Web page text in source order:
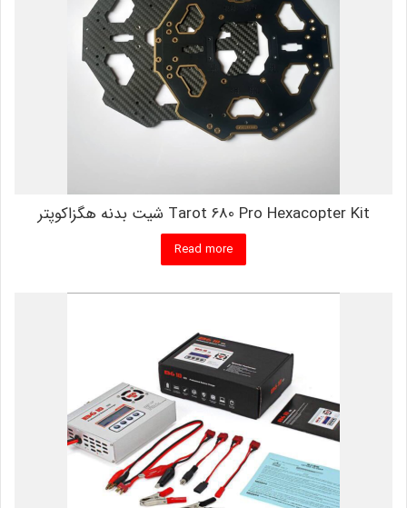
Tarot 680 Pro Hexacopter Kit شیت بدنه هگزاکوپتر
Read more